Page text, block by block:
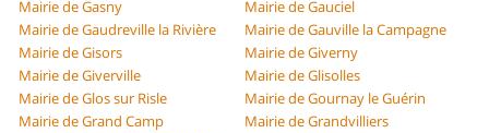
Mairie de Gasny
Mairie de Gauciel
Mairie de Gaudreville la Rivière
Mairie de Gauville la Campagne
Mairie de Gisors
Mairie de Giverny
Mairie de Giverville
Mairie de Glisolles
Mairie de Glos sur Risle
Mairie de Gournay le Guérin
Mairie de Grand Camp
Mairie de Grandvilliers